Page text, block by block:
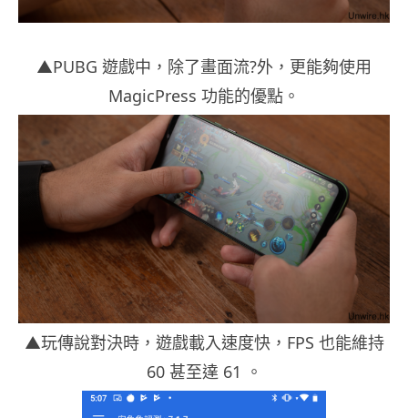
▲PUBG 遊戲中，除了畫面流?外，更能夠使用
MagicPress 功能的優點。
▲玩傳說對決時，遊戲載入速度快，FPS 也能維持
60 甚至達 61 。